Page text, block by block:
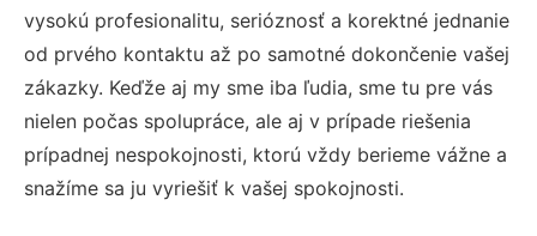
vysokú profesionalitu, serióznosť a korektné jednanie
od prvého kontaktu až po samotné dokončenie vašej
zákazky. Keďže aj my sme iba ľudia, sme tu pre vás
nielen počas spolupráce, ale aj v prípade riešenia
prípadnej nespokojnosti, ktorú vždy berieme vážne a
snažíme sa ju vyriešiť k vašej spokojnosti.